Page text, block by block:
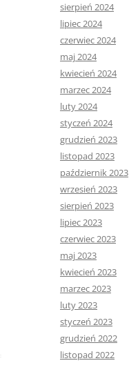
sierpień 2024
lipiec 2024
czerwiec 2024
maj 2024
kwiecień 2024
marzec 2024
luty 2024
styczeń 2024
grudzień 2023
listopad 2023
październik 2023
wrzesień 2023
sierpień 2023
lipiec 2023
czerwiec 2023
maj 2023
kwiecień 2023
marzec 2023
luty 2023
styczeń 2023
grudzień 2022
listopad 2022